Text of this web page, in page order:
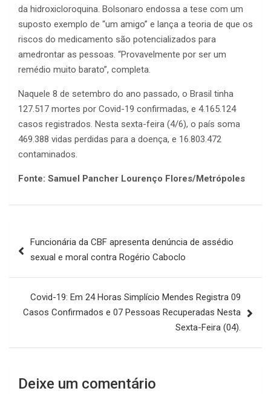
da hidroxicloroquina. Bolsonaro endossa a tese com um
suposto exemplo de “um amigo” e lança a teoria de que os
riscos do medicamento são potencializados para
amedrontar as pessoas. “Provavelmente por ser um
remédio muito barato”, completa.
Naquele 8 de setembro do ano passado, o Brasil tinha
127.517 mortes por Covid-19 confirmadas, e 4.165.124
casos registrados. Nesta sexta-feira (4/6), o país soma
469.388 vidas perdidas para a doença, e 16.803.472
contaminados.
Fonte: Samuel Pancher Lourenço Flores/Metrópoles
de
Funcionária da CBF apresenta denúncia de assédio
sexual e moral contra Rogério Caboclo
Covid-19: Em 24 Horas Simplício Mendes Registra 09
Casos Confirmados e 07 Pessoas Recuperadas Nesta
Sexta-Feira (04).
Deixe um comentário